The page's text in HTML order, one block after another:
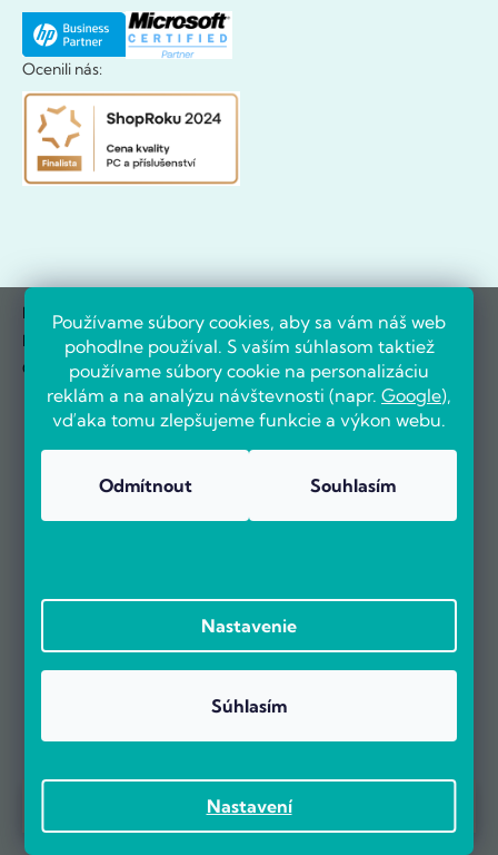
Používame súbory cookies, aby sa vám náš web
pohodlne používal. S vaším súhlasom taktiež
používame súbory cookie na personalizáciu
reklám a na analýzu návštevnosti (napr. Google),
vďaka tomu zlepšujeme funkcie a výkon webu.
Nastavení
Odmítnout Souhlasím
Nastavenie
Súhlasím
Prebieha Masaker cien! Navyše objednávky nad 100 EUR sú s
Ocenili nás:
Prehľad o stave objednávok
Doklady prehľadne na jednom mieste
O novinkách sa dozviete ako prví
OVERENÉ ZÁKAZNÍKMI
Zobraziť viac ako 5 000 recenzií na Heureka.cz